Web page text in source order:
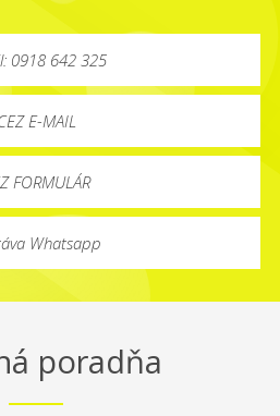
0918 642 325
E-MAIL
FORMULÁR
Whatsapp
poradňa